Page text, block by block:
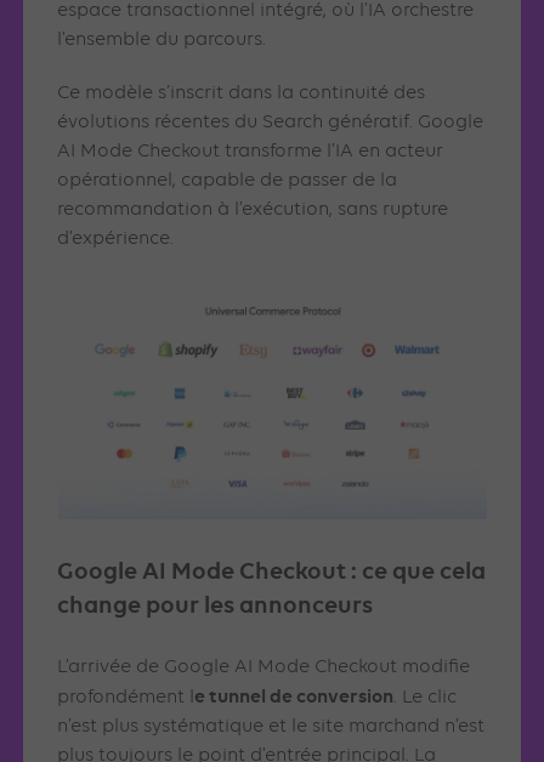
espace transactionnel intégré, où l’IA orchestre
l’ensemble du parcours.
Ce modèle s’inscrit dans la continuité des
évolutions récentes du Search génératif. Google
AI Mode Checkout transforme l’IA en acteur
opérationnel, capable de passer de la
recommandation à l’exécution, sans rupture
d’expérience.
Google AI Mode Checkout : ce que cela
change pour les annonceurs
L’arrivée de Google AI Mode Checkout modifie
profondément le tunnel de conversion. Le clic
n’est plus systématique et le site marchand n’est
plus toujours le point d’entrée principal. La